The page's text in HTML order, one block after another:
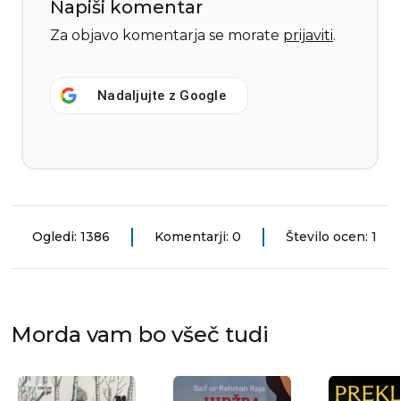
Napiši komentar
Za objavo komentarja se morate prijaviti.
Nadaljujte z Google
Ogledi: 1386 Komentarji: 0 Število ocen: 1
Morda vam bo všeč tudi